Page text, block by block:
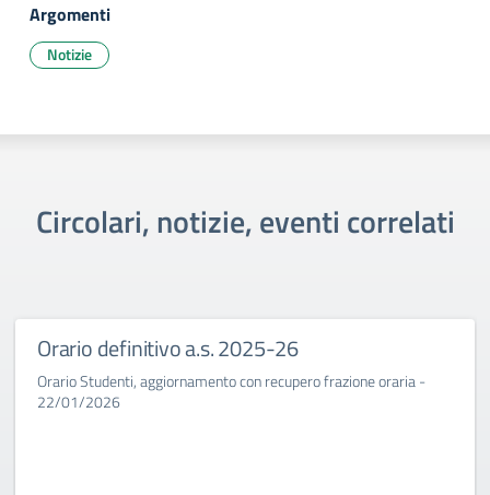
Argomenti
Notizie
Circolari, notizie, eventi correlati
Orario definitivo a.s. 2025-26
Orario Studenti, aggiornamento con recupero frazione oraria -
22/01/2026